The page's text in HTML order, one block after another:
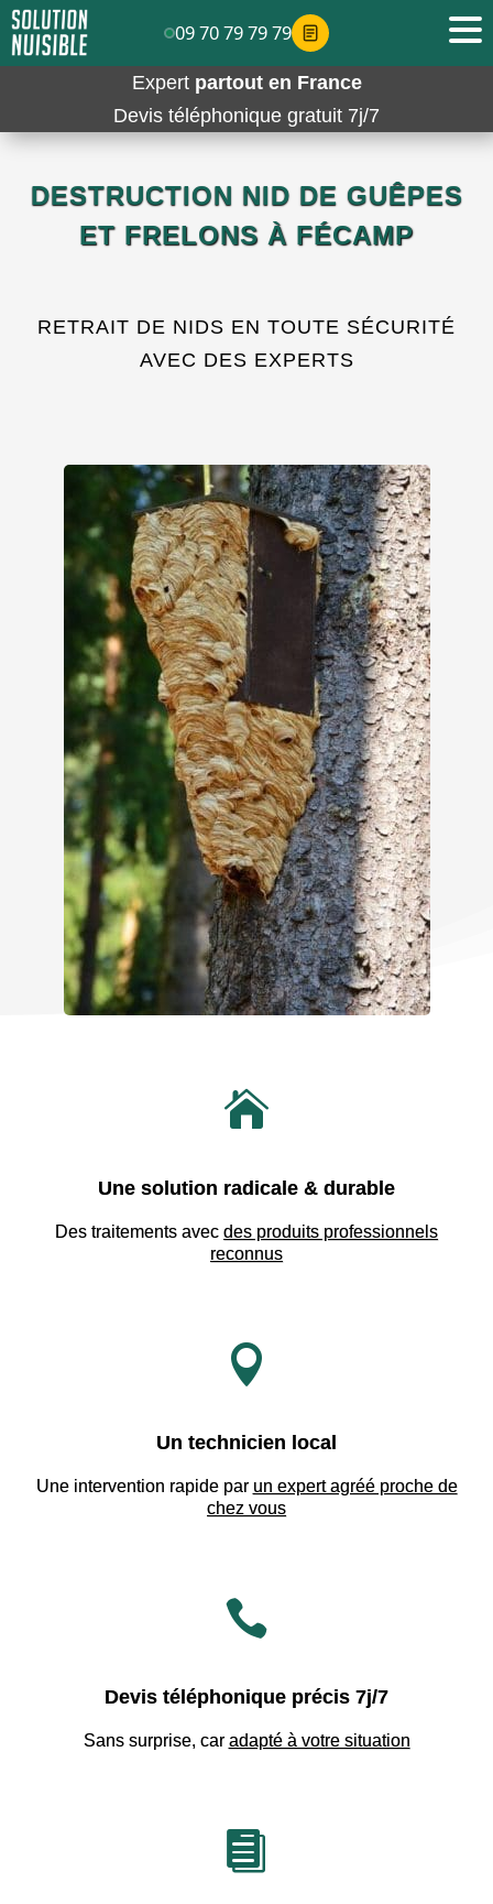
Expert partout en France
Devis téléphonique gratuit 7j/7
DESTRUCTION NID DE GUÊPES
ET FRELONS À FÉCAMP
RETRAIT DE NIDS EN TOUTE SÉCURITÉ
AVEC DES EXPERTS

Une solution radicale & durable
Des traitements avec des produits professionnels
reconnus

Un technicien local
Une intervention rapide par un expert agréé proche de
chez vous

Devis téléphonique précis 7j/7
Sans surprise, car adapté à votre situation

09 70 79 79 79